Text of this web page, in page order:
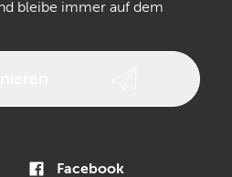
bleibe immer auf dem
Facebook